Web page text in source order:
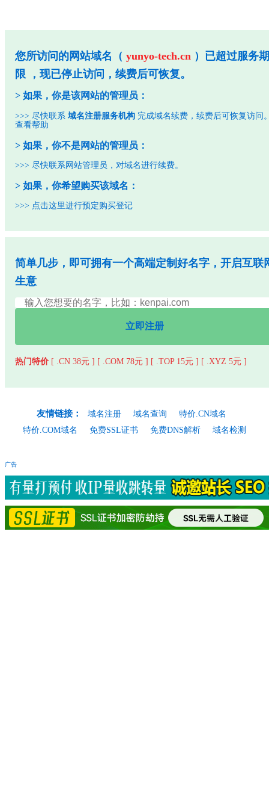
您所访问的网站域名（yunyo-tech.cn ）已超过服务
限 ，现已停止访问，续费后可恢复。
> 如果，你是该网站的管理员：
>>> 尽快联系域名注册服务机构 完成域名续费，续费后可恢复访问
查看帮助
> 如果，你不是网站的管理员：
>>> 尽快联系网站管理员，对域名进行续费。
> 如果，你希望购买该域名：
>>> 点击这里进行预定购买登记
简单几步，即可拥有一个高端定制好名字，开启互联
生意
立即注册
热门特价 [ .CN 38元 ] [ .COM 78元 ] [ .TOP 15元 ] [ .XYZ 5元 ]
友情链接： 域名注册 域名查询
特价.CN域名
特价.COM域名
免费SSL证书 免费DNS解析 域名检测
广告